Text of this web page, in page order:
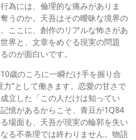
為には、倫理的な痛みがありま
うのか。天吾はその曖昧な境界の
ここに、創作のリアルな怖さがあ
界と、文章をめぐる現実の問題
のが面白いです。
歳のころに一瞬だけ手を握り合
力”として働きます。恋愛の甘さで
立した「この人だけは知ってい
憶があるからこそ、青豆が1Q84
場面も、天吾が現実の輪郭を失い
る不条理では終わりません。物語